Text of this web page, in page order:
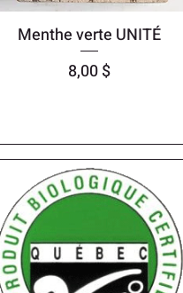
Menthe verte UNITÉ
Prix
8,00 $